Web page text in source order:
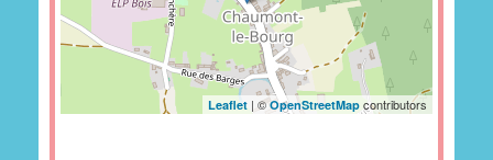
Leaflet | ©OpenStreetMap contributors